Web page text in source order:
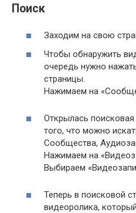
Поиск
Заходим на свою
Чтобы обнаружить
очередь нужно
страницы.
Нажимаем на
Открылась
того, что можно
Сообщества,
Нажимаем на «
Выбираем
Теперь в поисковой
видеоролика,